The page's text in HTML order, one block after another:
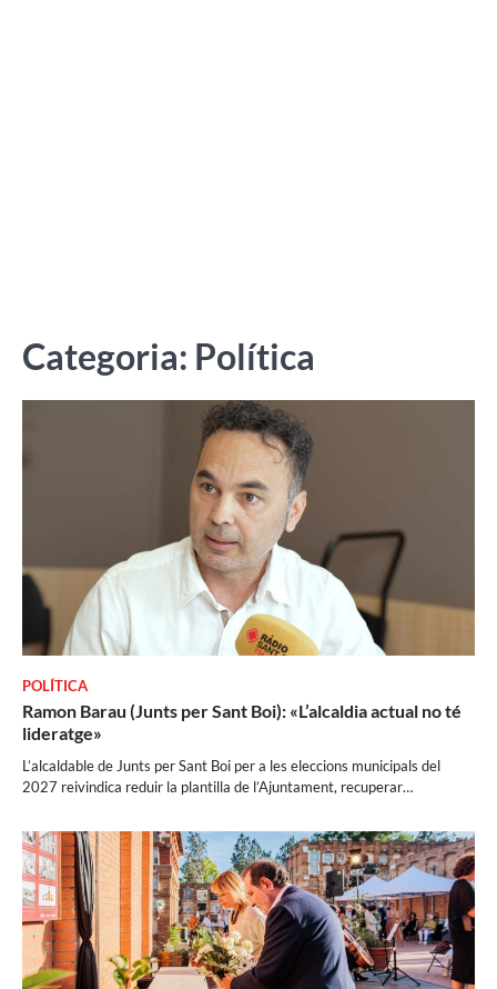
Categoria: Política
POLÍTICA
Ramon Barau (Junts per Sant Boi): «L’alcaldia actual no té
lideratge»
L’alcaldable de Junts per Sant Boi per a les eleccions municipals del
2027 reivindica reduir la plantilla de l’Ajuntament, recuperar…